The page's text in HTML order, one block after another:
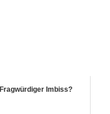
Fragwürdiger Imbiss?